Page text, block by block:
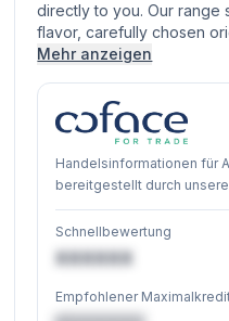
directly to you. Our range
flavor, carefully chosen
Mehr anzeigen
Handelsinformationen für
bereitgestellt durch
Schnellbewertung
XXXXXX
Empfohlener